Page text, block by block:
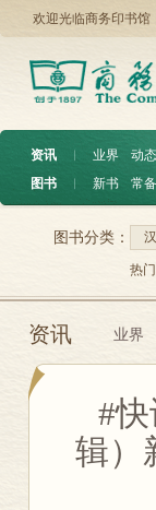
欢迎光临商务印书馆
资讯 ︱ 业界 动态
图书
︱ 新书 常备
图书分类：
热
资讯 业界
#
辑）